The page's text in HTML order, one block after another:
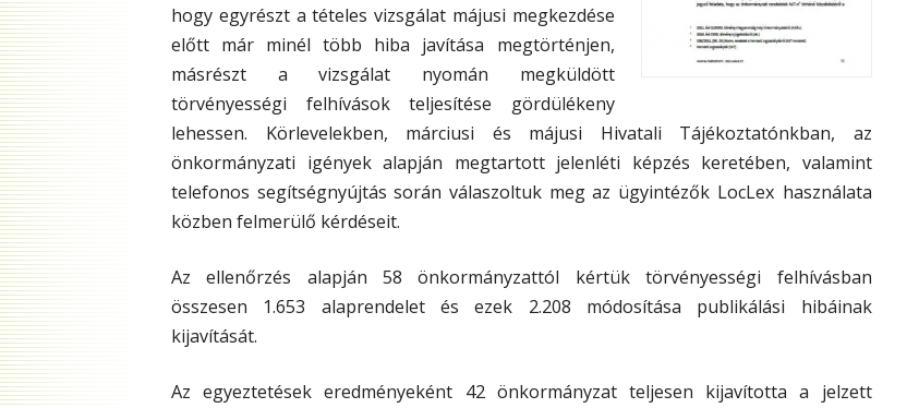
hogy egyrészt a tételes vizsgálat májusi megkezdése
előtt már minél több hiba javítása megtörténjen,
másrészt a vizsgálat nyomán megküldött
törvényességi felhívások teljesítése gördülékeny
lehessen. Körlevelekben, márciusi és májusi Hivatali Tájékoztatónkban, az
önkormányzati igények alapján megtartott jelenléti képzés keretében, valamint
telefonos segítségnyújtás során válaszoltuk meg az ügyintézők LocLex használata
közben felmerülő kérdéseit.
Az ellenőrzés alapján 58 önkormányzattól kértük törvényességi felhívásban
összesen 1.653 alaprendelet és ezek 2.208 módosítása publikálási hibáinak
kijavítását.
Az egyeztetések eredményeként 42 önkormányzat teljesen kijavította a jelzett